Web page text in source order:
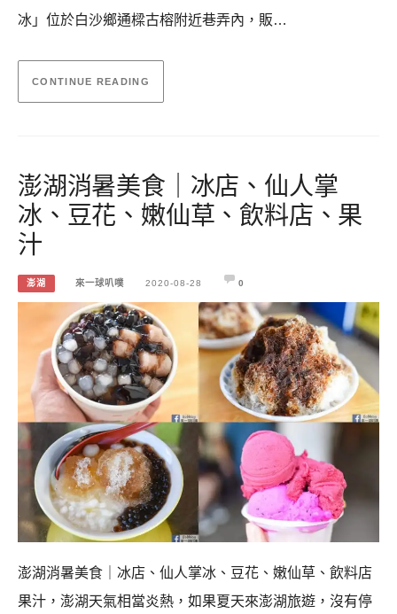
冰」位於白沙鄉通樑古榕附近巷弄內，販…
CONTINUE READING
澎湖消暑美食｜冰店、仙人掌
冰、豆花、嫩仙草、飲料店、果
汁
澎湖 來一球叭噗 2020-08-28 0
澎湖消暑美食｜冰店、仙人掌冰、豆花、嫩仙草、飲料店
果汁，澎湖天氣相當炎熱，如果夏天來澎湖旅遊，沒有停